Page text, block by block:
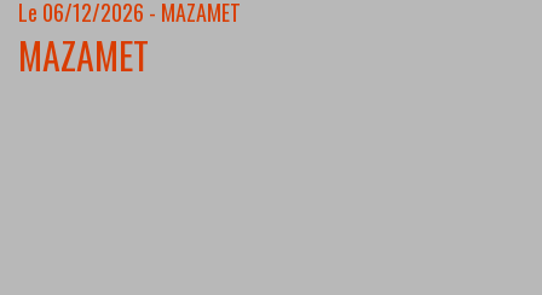
Le 06/12/2026 - MAZAMET
MAZAMET